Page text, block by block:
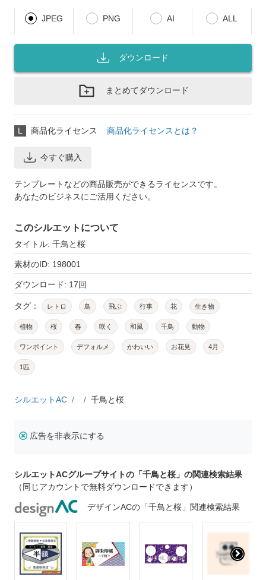
JPEG PNG AI ALL
ダウンロード
まとめてダウンロード
L 商品化ライセンス 商品化ライセンスとは？
今すぐ購入
テンプレートなどの商品販売ができるライセンスです。
あなたのビジネスにご活用ください。
このシルエットについて
タイトル: 千鳥と桜
素材のID: 198001
ダウンロード: 17回
タグ： レトロ 鳥 飛ぶ 行事 花 生き物
植物 桜 春 咲く 和風 千鳥 動物
ワンポイント デフォルメ かわいい お花見 4月
1匹
シルエットAC 千鳥と桜
広告を非表示にする
シルエットACグループサイトの「千鳥と桜」の関連検索結果
（同じアカウントで無料ダウンロードできます）
デザインACの「千鳥と桜」関連検索結果